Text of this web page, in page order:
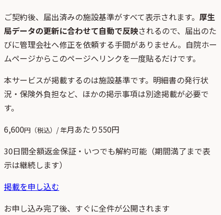
ご契約後、 届出済みの施設基準がすべて表示されます。 厚生
局データの更新に合わせて自動で反映されるので、届出のた
びに管理会社へ修正を依頼する手間がありません。自院ホー
ムページからこのページへリンクを一度貼るだけです。
本サービスが掲載するのは施設基準です。明細書の発行状
況・保険外負担など、ほかの掲示事項は別途掲載が必要で
す。
6,600円（税込）/ 年月あたり550円
30日間全額返金保証・いつでも解約可能（期間満了まで表
示は継続します）
掲載を申し込む
お申し込み完了後、すぐに全件が公開されます